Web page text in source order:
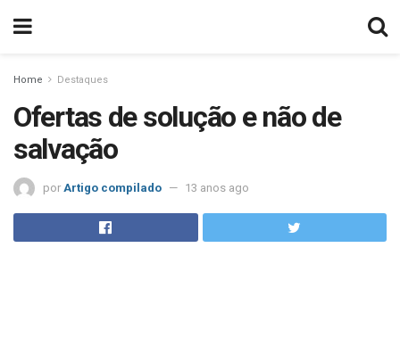
Home Destaques
Ofertas de solução e não de
salvação
por Artigo compilado 13 anos ago